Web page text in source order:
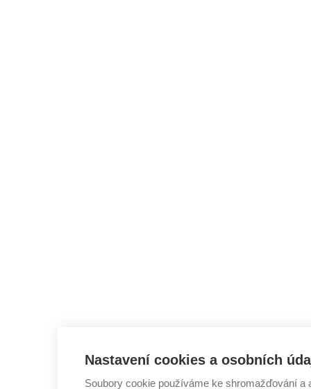
Nastavení cookies a osobních
Soubory cookie používáme ke shromažďování a